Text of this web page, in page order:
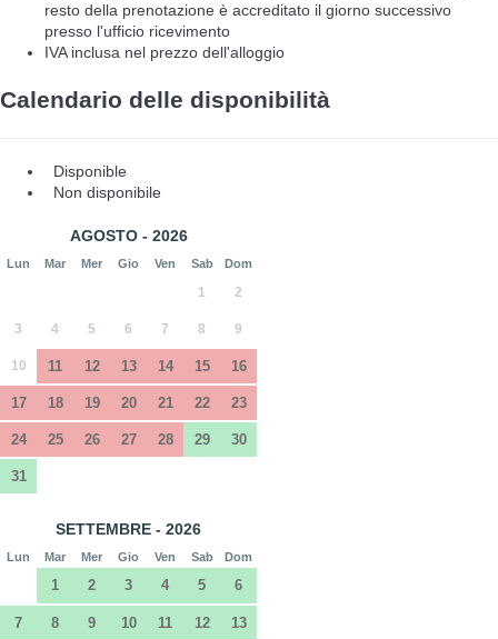
resto della prenotazione è accreditato il giorno successivo
presso l'ufficio ricevimento
IVA inclusa nel prezzo dell'alloggio
Calendario delle disponibilità
Disponible
Non disponibile
AGOSTO - 2026
Lun Mar Mer Gio Ven Sab Dom
1 2
3 4 5 6 7 8 9
10 11 12 13 14 15 16
17 18 19 20 21 22 23
24 25 26 27 28 29 30
31
SETTEMBRE - 2026
Lun Mar Mer Gio Ven Sab Dom
1 2 3 4 5 6
7 8 9 10 11 12 13